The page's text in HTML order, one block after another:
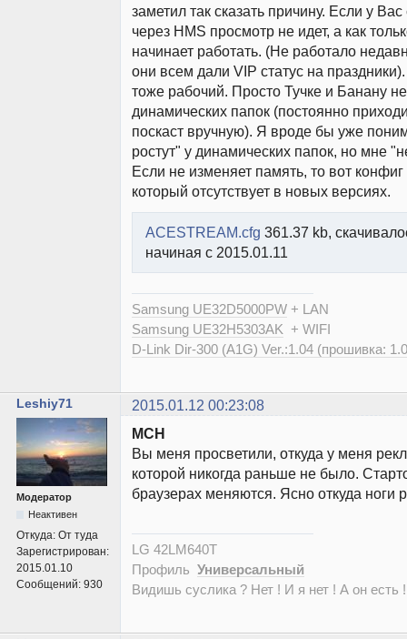
заметил так сказать причину. Если у Вас
через HMS просмотр не идет, а как
начинает работать. (Не работало
они всем дали VIP статус на
тоже рабочий. Просто Тучке и Банану
динамических папок (постоянно
поскаст вручную). Я вроде бы уже
ростут" у динамических папок, но мне
Если не изменяет память, то вот
который отсутствует в новых версиях.
ACESTREAM.cfg 361.37 kb,
начиная с 2015.01.11
Samsung UE32D5000PW + LAN
Samsung UE32H5303AK + WIFI
D-Link Dir-300 (A1G) Ver.:1.04 (прошивка:
Leshiy71 2015.01.12 00:23:08
Модератор
Неактивен
Откуда: От туда
Зарегистрирован:
2015.01.10
Сообщений: 930
MCH
Вы меня просветили, откуда у меня
которой никогда раньше не было.
браузерах меняются. Ясно откуда ноги
LG 42LM640T
Профиль Универсальный
Видишь суслика ? Нет ! И я нет ! А он есть